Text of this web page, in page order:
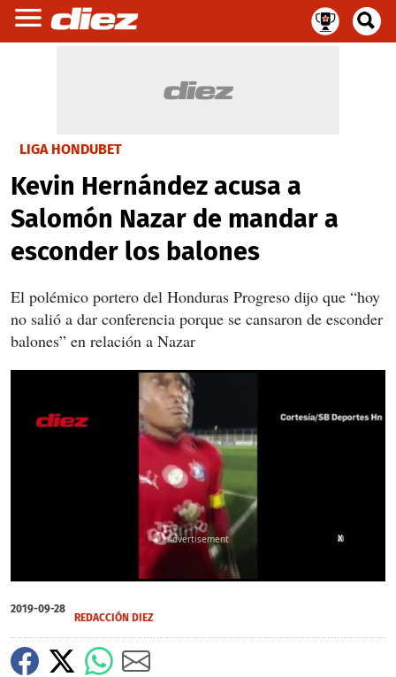
LIGA HONDUBET
Kevin Hernández acusa a
Salomón Nazar de mandar a
esconder los balones
El polémico portero del Honduras Progreso dijo que “hoy
no salió a dar conferencia porque se cansaron de esconder
balones” en relación a Nazar
of
1
seconds
X
2019-09-28
REDACCIÓN DIEZ